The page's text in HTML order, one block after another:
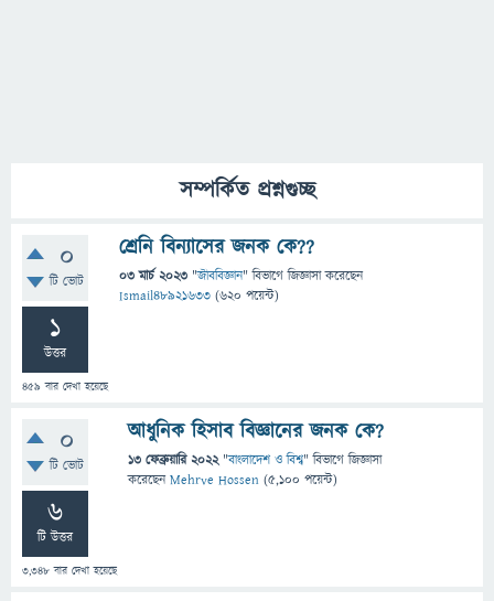
সম্পর্কিত প্রশ্নগুচ্ছ
0
টি ভোট
1
উত্তর
459 বার দেখা হয়েছে
শ্রেনি বিন্যাসের জনক কে??
03 মার্চ 2023 "জীববিজ্ঞান" বিভাগে জিজ্ঞাসাকরেছেন
Ismail48921633 (620 পয়েন্ট)
0
টি ভোট
6
টি উত্তর
3,348 বার দেখা হয়েছে
আধুনিক হিসাব বিজ্ঞানের জনক কে?
13 ফেব্রুয়ারি 2022 "বাংলাদেশ ও বিশ্ব" বিভাগে জিজ্ঞাসা
করেছেনMehrve Hossen (5,100 পয়েন্ট)